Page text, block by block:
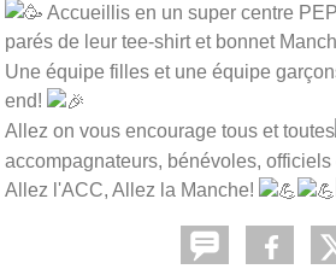
Accueillis en un super centre
parés de leur tee-shirt et bonnet
Une équipe filles et une équipe
end!
Allez on vous encourage tous et toutes
accompagnateurs, bénévoles, officiels
Allez l'ACC, Allez la Manche!